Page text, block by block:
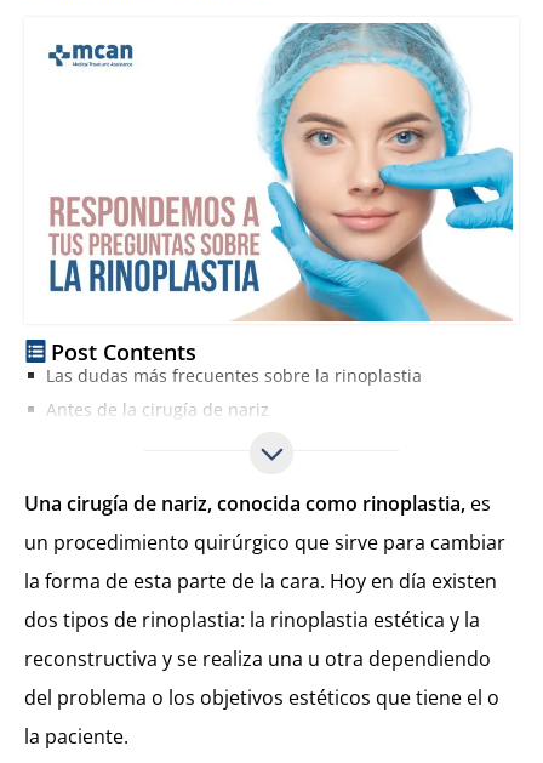
Post Contents
Las dudas más frecuentes sobre la rinoplastia
Antes de la cirugía de nariz
Después de operarse la nariz
Una cirugía de nariz, conocida como rinoplastia, es
un procedimiento quirúrgico que sirve para cambiar
la forma de esta parte de la cara. Hoy en día existen
dos tipos de rinoplastia: la rinoplastia estética y la
reconstructiva y se realiza una u otra dependiendo
del problema o los objetivos estéticos que tiene el o
la paciente.